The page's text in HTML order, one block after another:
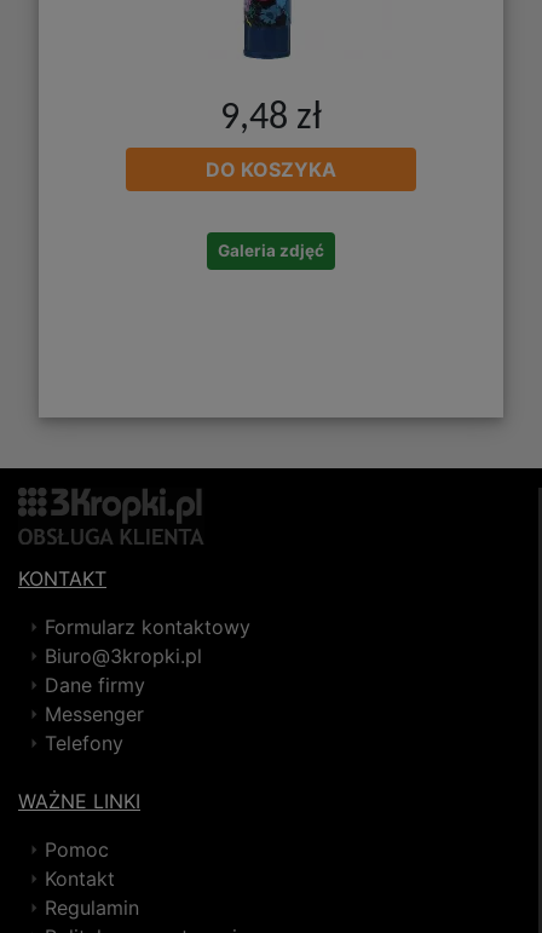
9,48 zł
DO KOSZYKA
Galeria zdjęć
KONTAKT
Formularz kontaktowy
Biuro@3kropki.pl
Dane firmy
Messenger
Telefony
WAŻNE LINKI
Pomoc
Kontakt
Regulamin